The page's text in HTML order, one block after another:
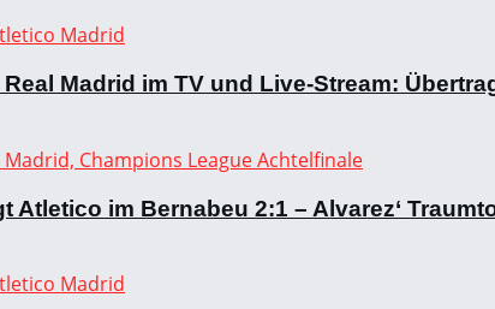
Madrid im TV und Live-Stream:
Atletico im Bernabeu 2:1 – Alvarez‘